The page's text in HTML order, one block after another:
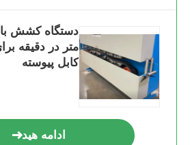
متر در دقیقه
کابل پیوسته
ادامه هید